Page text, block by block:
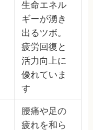
生命エネル
ギーが湧き
出るツボ。
疲労回復と
活力向上に
優れていま
す
腰痛や足の
疲れを和ら